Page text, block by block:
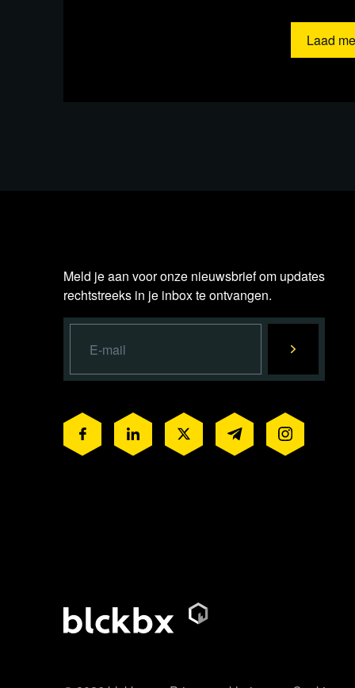
Laad
Meld je aan voor onze nieuwsbrief om updates
rechtstreeks in je inbox te ontvangen.